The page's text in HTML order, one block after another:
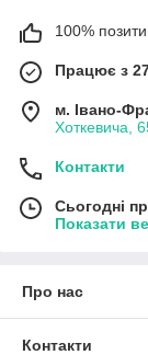
100%
Працює з
м. Івано-
Хоткевича,
Контакти
Сьогодні
Показати
Про нас
Контакти